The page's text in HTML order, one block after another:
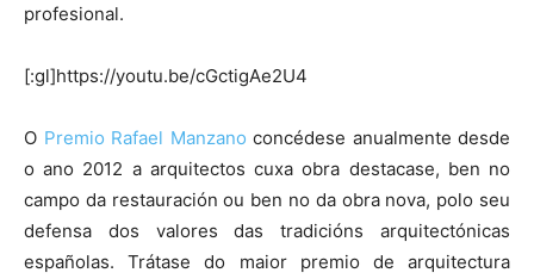
profesional.
[:gl]https://youtu.be/cGctigAe2U4
O Premio Rafael Manzano concédese anualmente desde
o ano 2012 a arquitectos cuxa obra destacase, ben no
campo da restauración ou ben no da obra nova, polo seu
defensa dos valores das tradicións arquitectónicas
españolas. Trátase do maior premio de arquitectura